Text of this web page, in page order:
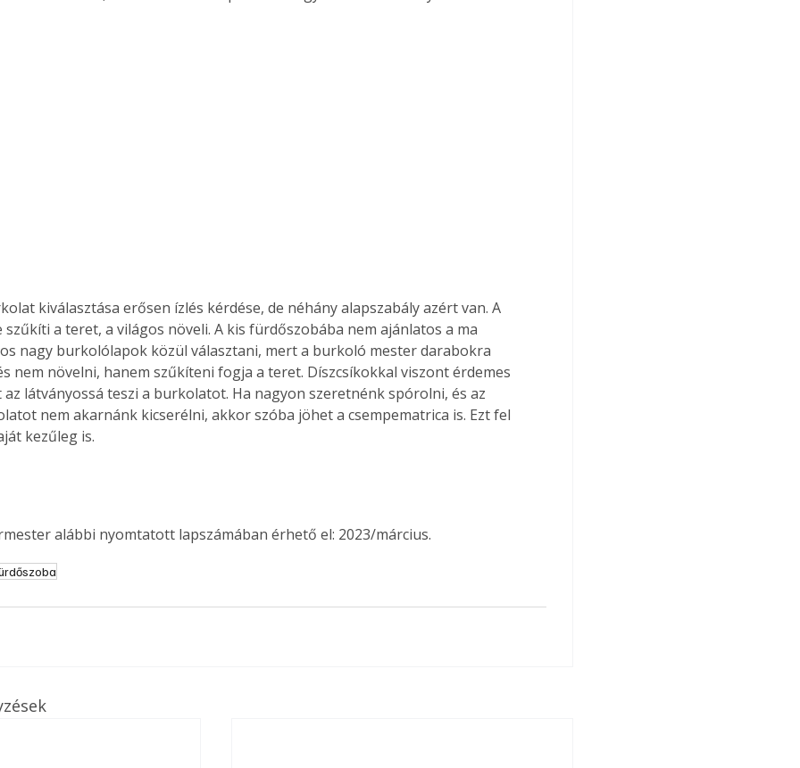
kiválasztása erősen ízlés kérdése, de néhány alapszabály azért van. A
szűkíti a teret, a világos növeli. A kis fürdőszobába nem ajánlatos a ma
nagy burkolólapok közül választani, mert a burkoló mester darabokra
nem növelni, hanem szűkíteni fogja a teret. Díszcsíkokkal viszont érdemes
látványossá teszi a burkolatot. Ha nagyon szeretnénk spórolni, és az
nem akarnánk kicserélni, akkor szóba jöhet a csempematrica is. Ezt fel
kezűleg is.
alábbi nyomtatott lapszámában érhető el: 2023/március.